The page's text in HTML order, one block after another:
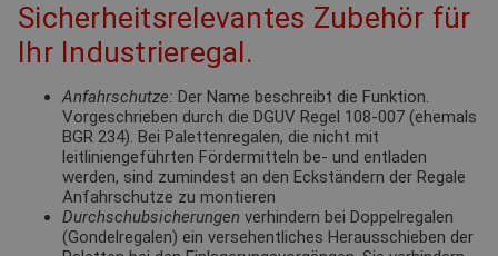
Sicherheitsrelevantes Zubehör für
Ihr Industrieregal.
Anfahrschutze: Der Name beschreibt die Funktion.
Vorgeschrieben durch die DGUV Regel 108-007 (ehemals
BGR 234). Bei Palettenregalen, die nicht mit
leitliniengeführten Fördermitteln be- und entladen
werden, sind zumindest an den Eckständern der Regale
Anfahrschutze zu montieren
Durchschubsicherungen verhindern bei Doppelregalen
(Gondelregalen) ein versehentliches Herausschieben der